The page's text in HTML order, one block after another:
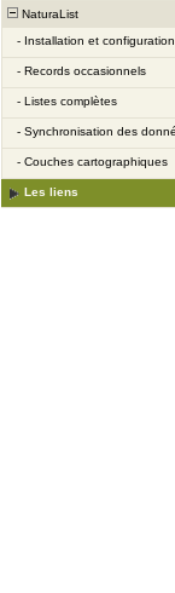
NaturaList
- Installation et configuration
- Records occasionnels
- Listes complètes
- Synchronisation des
- Couches cartographiques
Les liens